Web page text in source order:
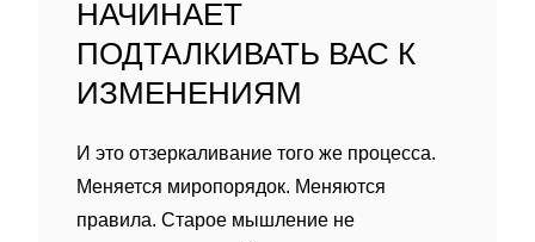
НАЧИНАЕТ
ПОДТАЛКИВАТЬ ВАС К
ИЗМЕНЕНИЯМ
И это отзеркаливание того же процесса.
Меняется миропорядок. Меняются
правила. Старое мышление не